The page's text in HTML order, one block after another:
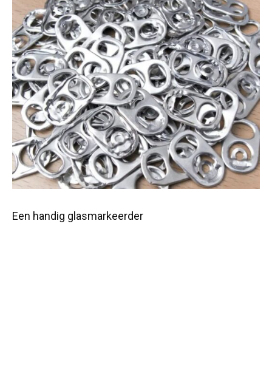
Een handig glasmarkeerder